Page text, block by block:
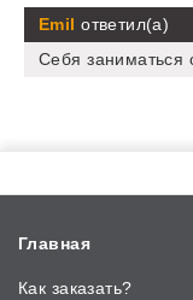
Emil ответил(а)
Себя заниматься
Главная
Как заказать?